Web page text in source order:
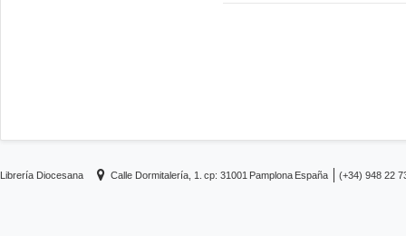
Librería Diocesana Calle Dormitalería, 1. cp: 31001 Pamplona España (+34) 948 22